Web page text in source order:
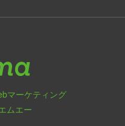
マーケティング
ムエー